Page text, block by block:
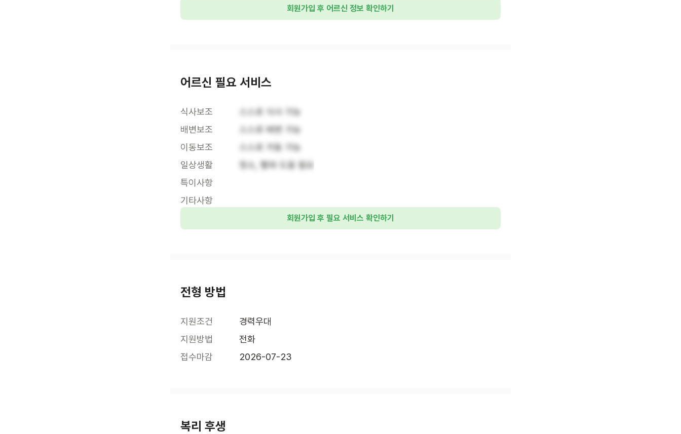
회원가입 후 어르신 정보 확인하기
어르신 필요 서비스
식사보조
스스로 식사 가능
배변보조
스스로 배변 가능
이동보조
스스로 거동 가능
일상생활
청소, 빨래 도움 필요
특이사항
기타사항
회원가입 후 필요 서비스 확인하기
전형 방법
지원조건
경력우대
지원방법
전화
접수마감
2026-07-23
복리 후생